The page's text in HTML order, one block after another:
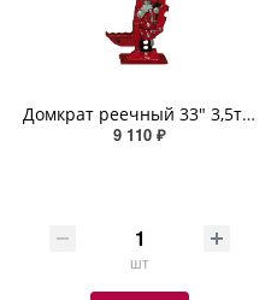
Домкрат реечный 33" 3,5т 130-700 мм SKYWAY
9 110 ₽
шт